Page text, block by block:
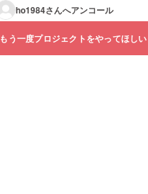
ho1984さんへアンコール
もう一度プロジェクトをやってほしい